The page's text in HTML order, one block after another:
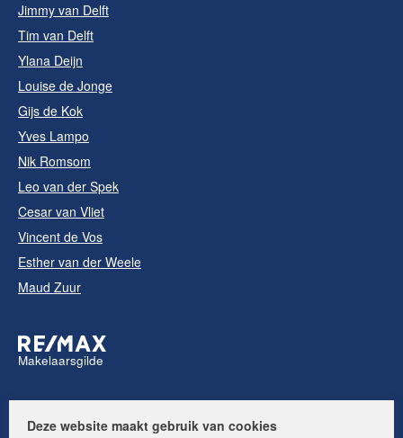
Jimmy van Delft
Tim van Delft
Ylana Deijn
Louise de Jonge
Gijs de Kok
Yves Lampo
Nik Romsom
Leo van der Spek
Cesar van Vliet
Vincent de Vos
Esther van der Weele
Maud Zuur
Makelaarsgilde
Deze website maakt gebruik van cookies